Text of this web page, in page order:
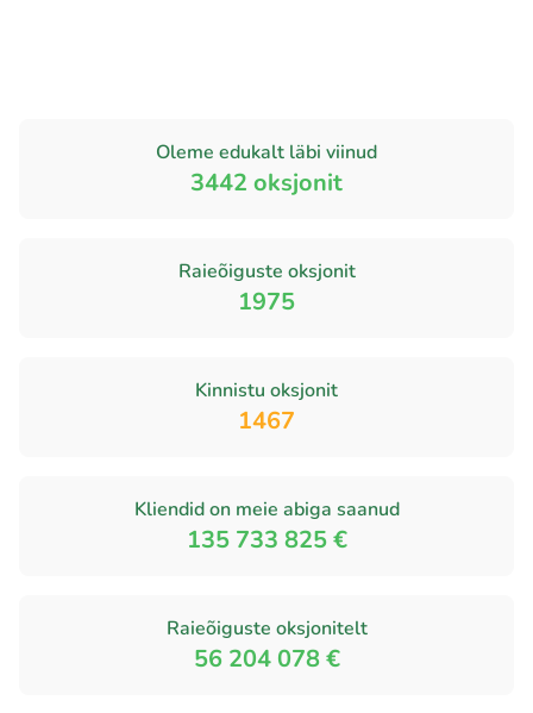
Oleme edukalt läbi viinud
3442 oksjonit
Raieõiguste oksjonit
1975
Kinnistu oksjonit
1467
Kliendid on meie abiga saanud
135 733 825 €
Raieõiguste oksjonitelt
56 204 078 €